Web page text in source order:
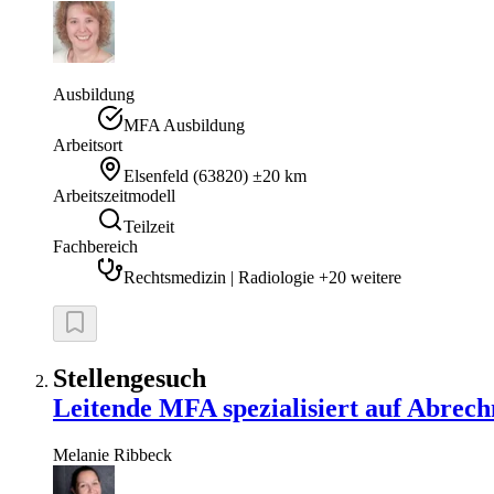
Ausbildung
MFA Ausbildung
Arbeitsort
Elsenfeld (63820) ±20 km
Arbeitszeitmodell
Teilzeit
Fachbereich
Rechtsmedizin | Radiologie +20 weitere
Stellengesuch
Leitende MFA spezialisiert auf
Melanie Ribbeck